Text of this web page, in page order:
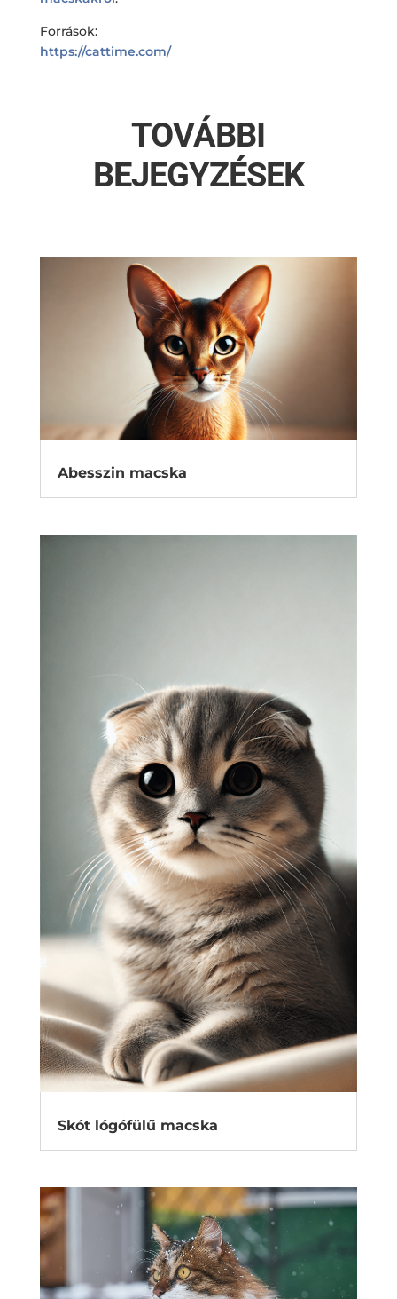
Források:
https://cattime.com/
TOVÁBBI
BEJEGYZÉSEK
Abesszin macska
Skót lógófülű macska